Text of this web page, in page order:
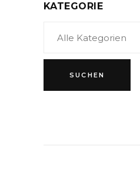
KATEGORIE